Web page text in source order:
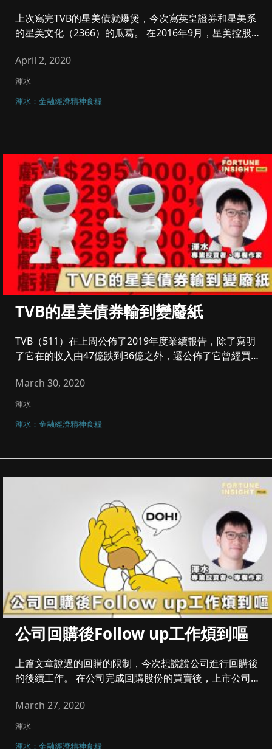
上次寫完TVB的星美債就爆煲，今次寫英皇證券和星美系
的星美文化（2366）的瓜葛。 在2016年9月，星美控股
April 2, 2020
渾水
渾水：金融經濟精神食糧
TVB的星美債券輸到變廢紙
TVB（511）在上周公佈了2019年度業續報告，除了寫明
了它在的收入由47億跌到36億之外，還公佈了它曾經買
March 30, 2020
渾水
渾水：金融經濟精神食糧
公司回購後Follow up工作煩到嘔
上篇文章說過的回購的限制，今次想說說公司進行回購後
的後續工作。 在公司完成回購股份的買賣後，上市公司
March 27, 2020
渾水
渾水：金融經濟精神食糧